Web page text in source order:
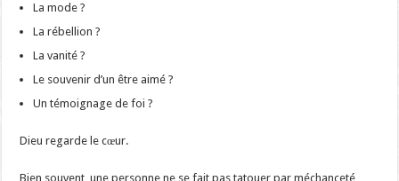
La mode ?
La rébellion ?
La vanité ?
Le souvenir d’un être aimé ?
Un témoignage de foi ?
Dieu regarde le cœur.
Bien souvent, une personne ne se fait pas tatouer par méchanceté,